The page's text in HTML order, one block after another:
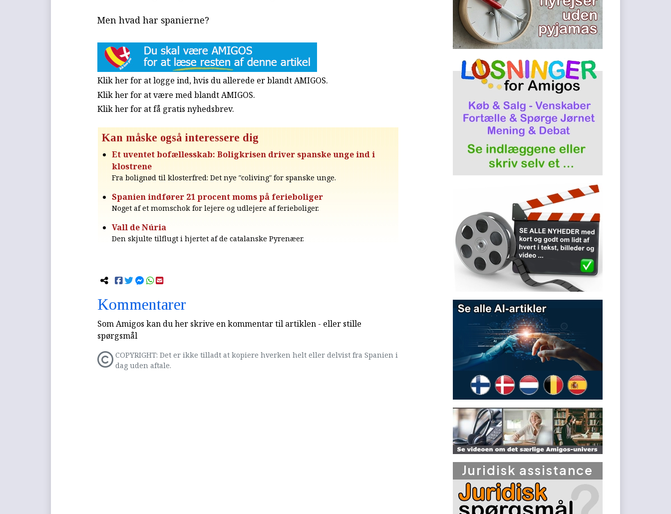
Men hvad har spanierne?
Klik her for at logge ind, hvis du allerede er blandt AMIGOS.
Klik her for at være med blandt AMIGOS.
Klik her for at få gratis nyhedsbrev.
Kan måske også interessere dig
Et uventet bofællesskab: Boligkrisen driver spanske unge ind i
klostrene
Fra bolignød til klosterfred: Det nye ″coliving″ for spanske unge.
Spanien indfører 21 procent moms på ferieboliger
Noget af et momschok for lejere og udlejere af ferieboliger.
Vall de Núria
Den skjulte tilflugt i hjertet af de catalanske Pyrenæer.
Kommentarer
Som Amigos kan du her skrive en kommentar til artiklen - eller stille
spørgsmål
COPYRIGHT: Det er ikke tilladt at kopiere hverken helt eller delvist fra Spanien i
dag uden aftale.